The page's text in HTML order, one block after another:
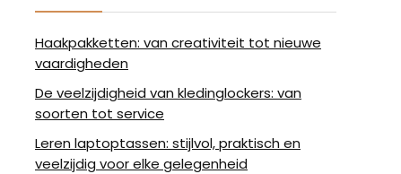
Haakpakketten: van creativiteit tot nieuwe
vaardigheden
De veelzijdigheid van kledinglockers: van
soorten tot service
Leren laptoptassen: stijlvol, praktisch en
veelzijdig voor elke gelegenheid